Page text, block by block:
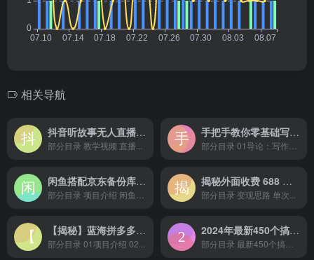
相关导航
抖音听故事无人直播新玩法，无需养号、适合新手小白去操作
部分目录 教学视频 直播...
手把手教你零基础写作，业余时间月入过万
闲鱼搭配京东备份库搬运，一单纯利润 200-300，全部正品靠谱，适合新手！ 揭秘外面收费 688 的抖音直播伴侣新规则跳过投稿或开播指标
部分目录 变现思路 单次...
【揭秘】蓝海拼多多不露脸直播，11 月最新玩法，单天变现 3000+ 素人读稿即可
部分目录 01项目介绍 02...
2024年最新450个搞钱玩法合集